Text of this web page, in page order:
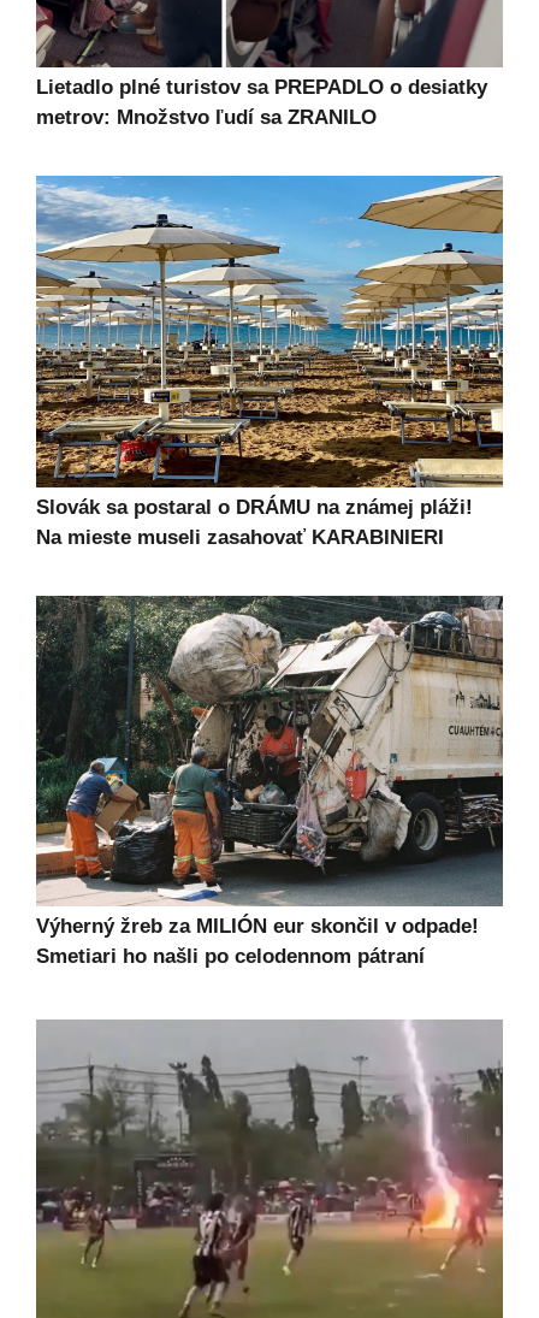
Lietadlo plné turistov sa PREPADLO o desiatky
metrov: Množstvo ľudí sa ZRANILO
Slovák sa postaral o DRÁMU na známej pláži!
Na mieste museli zasahovať KARABINIERI
Výherný žreb za MILIÓN eur skončil v odpade!
Smetiari ho našli po celodennom pátraní